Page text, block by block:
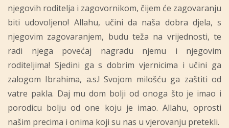
njegovih roditelja i zagovornikom, čijem će zagovaranju
biti udovoljeno! Allahu, učini da naša dobra djela, s
njegovim zagovaranjem, budu teža na vrijednosti, te
radi njega povećaj nagradu njemu i njegovim
roditeljima! Sjedini ga s dobrim vjernicima i učini ga
zalogom Ibrahima, a.s.! Svojom milošću ga zaštiti od
vatre pakla. Daj mu dom bolji od onoga što je imao i
porodicu bolju od one koju je imao. Allahu, oprosti
našim precima i onima koji su nas u vjerovanju pretekli.